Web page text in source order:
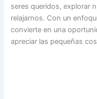
seres queridos, explorar
relajarnos. Con un
convierte en una
apreciar las pequeñas